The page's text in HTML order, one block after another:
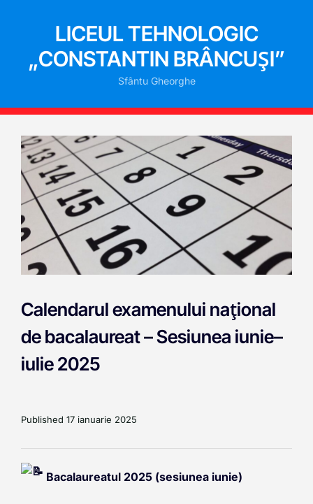
LICEUL TEHNOLOGIC
„CONSTANTIN BRÂNCUȘI”
Sfântu Gheorghe
Calendarul examenului național
de bacalaureat – Sesiunea iunie–
iulie 2025
Published 17 ianuarie 2025
Bacalaureatul 2025 (sesiunea iunie)